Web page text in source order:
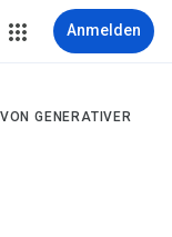
Anmelden
GENERATIVER